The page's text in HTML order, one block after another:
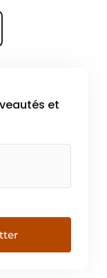
et